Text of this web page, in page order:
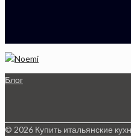
Блог
© 2026 Купить итальянские